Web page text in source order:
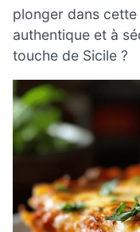
plonger dans
authentique et à
touche de Sicile ?